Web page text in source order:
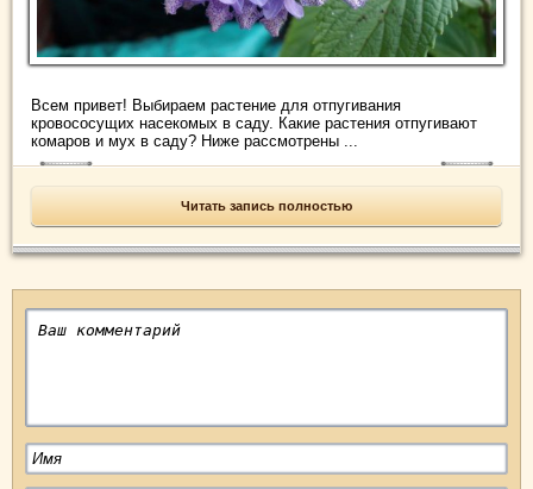
Всем привет! Выбираем растение для отпугивания
кровососущих насекомых в саду. Какие растения отпугивают
комаров и мух в саду? Ниже рассмотрены ...
Читать запись полностью